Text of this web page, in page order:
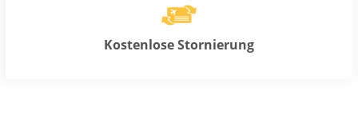
Kostenlose Stornierung